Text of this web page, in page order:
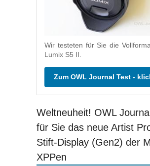
Wir testeten für Sie die
Lumix S5 II.
Zum OWL Journal Test -
Weltneuheit! OWL
für Sie das neue Artist
Stift-Display (Gen2) der
XPPen